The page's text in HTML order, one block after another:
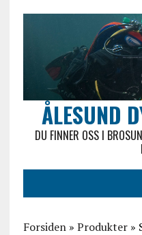
ÅLESUND
DU FINNER OSS I
Forsiden» Produkter»